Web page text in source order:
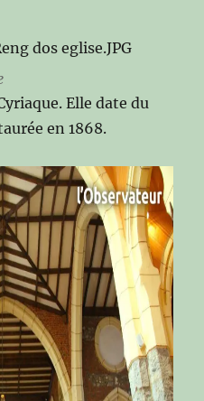
Elle date du
en 1868.